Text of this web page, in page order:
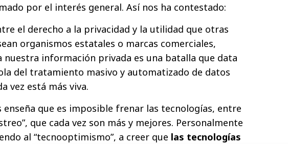
por el interés general. Así nos ha contestado:
el derecho a la privacidad y la utilidad que otras
organismos estatales o marcas comerciales,
nuestra información privada es una batalla que data
del tratamiento masivo y automatizado de datos
vez está más viva.
enseña que es imposible frenar las tecnologías, entre
que cada vez son más y mejores. Personalmente
al “tecnooptimismo”, a creer que las tecnologías